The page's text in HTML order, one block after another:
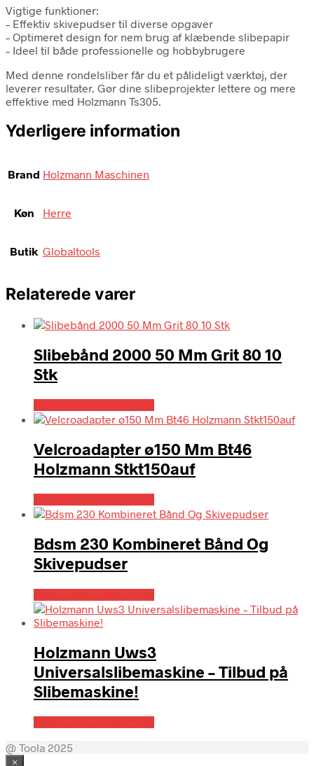
Vigtige funktioner:
– Effektiv skivepudser til diverse opgaver
– Optimeret design for nem brug af klæbende slibepapir
– Ideel til både professionelle og hobbybrugere
Med denne rondelsliber får du et pålideligt værktøj, der
leverer resultater. Gør dine slibeprojekter lettere og mere
effektive med Holzmann Ts305.
Yderligere information
Brand Holzmann Maschinen
Køn Herre
Butik Globaltools
Relaterede varer
Slibebånd 2000 50 Mm Grit 80 10
Stk
Velcroadapter ø150 Mm Bt46
Holzmann Stkt150auf
Bdsm 230 Kombineret Bånd Og
Skivepudser
Holzmann Uws3
Universalslibemaskine – Tilbud på
Slibemaskine!
@ Toola 2025
×